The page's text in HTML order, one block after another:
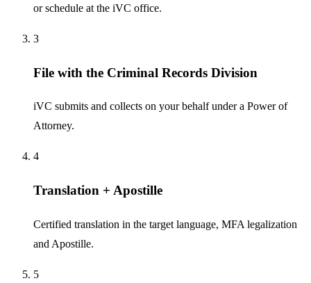
or schedule at the iVC office.
3
File with the Criminal Records Division
iVC submits and collects on your behalf under a Power of
Attorney.
4
Translation + Apostille
Certified translation in the target language, MFA legalization
and Apostille.
5